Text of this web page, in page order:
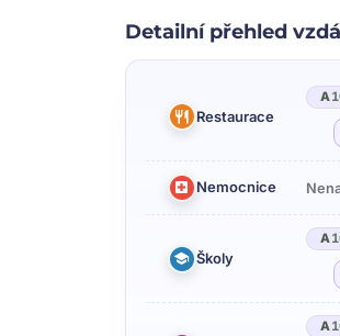
Detailní přehled
Restaurace
A
Nemocnice
Školy
A
A